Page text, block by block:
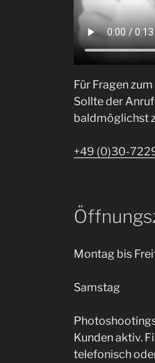
Für Fragen
Sollte der
baldmöglichst
+49 (0)30-
Montag bis
Samstag
Kunden aktiv.
telefonisch